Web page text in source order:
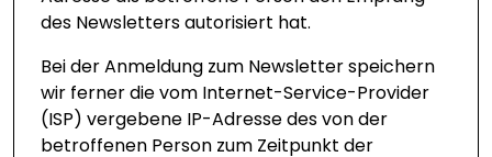
des Newsletters autorisiert hat.
Bei der Anmeldung zum Newsletter speichern
wir ferner die vom Internet-Service-Provider
(ISP) vergebene IP-Adresse des von der
betroffenen Person zum Zeitpunkt der